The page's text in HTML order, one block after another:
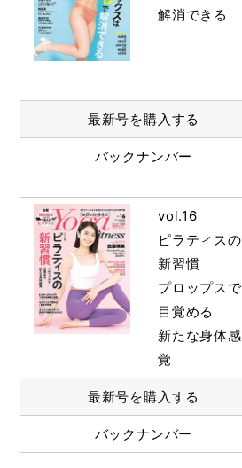
解消できる
最新号を購入する
バックナンバー
vol.16
ピラティスの
新習慣
プロップスで
目覚める
新たな身体感
覚
最新号を購入する
バックナンバー